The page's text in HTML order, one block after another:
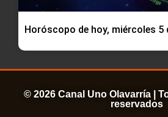
Horóscopo de hoy, miércoles 5
© 2026 Canal Uno Olavarría |
reservados